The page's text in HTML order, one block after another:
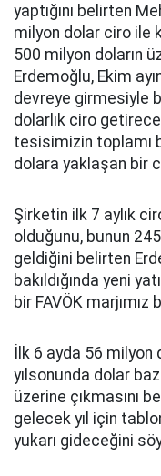
yaptığını belirten
milyon dolar ciro ile
500 milyon doların
Erdemoğlu, Ekim
devreye girmesiyle
dolarlık ciro
tesisimizin toplamı
dolara yaklaşan bir
Şirketin ilk 7 aylık
olduğunu, bunun
geldiğini belirten
bakıldığında yeni
bir FAVÖK marjımız
İlk 6 ayda 56
yılsonunda dolar
üzerine çıkmasını
gelecek yıl için
yukarı gideceğini